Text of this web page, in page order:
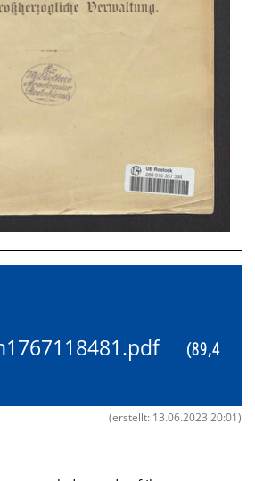
(89,4
(erstellt: 13.06.2023 20:01)